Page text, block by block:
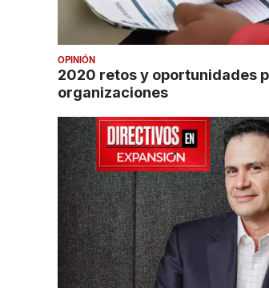
OPINIÓN
2020 retos y oportunidades
organizaciones